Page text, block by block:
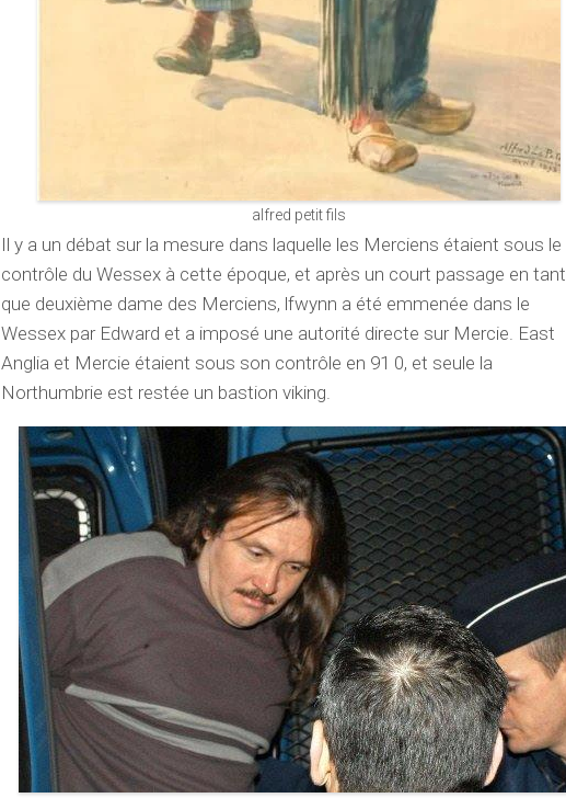
alfred petit fils
Il y a un débat sur la mesure dans laquelle les Merciens étaient sous le
contrôle du Wessex à cette époque, et après un court passage en tant
que deuxième dame des Merciens, lfwynn a été emmenée dans le
Wessex par Edward et a imposé une autorité directe sur Mercie. East
Anglia et Mercie étaient sous son contrôle en 91 0, et seule la
Northumbrie est restée un bastion viking.